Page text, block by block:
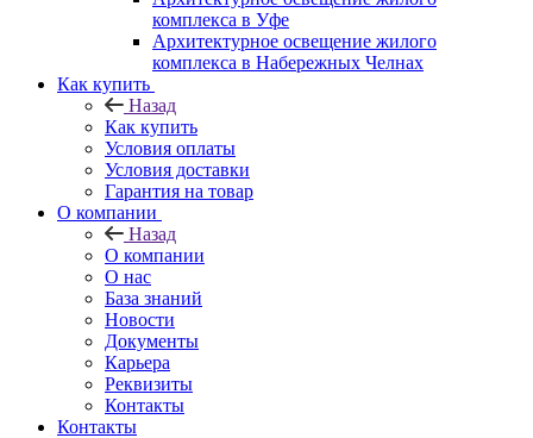
комплекса в Уфе
Архитектурное освещение жилого
комплекса в Набережных Челнах
Как купить
Назад
Как купить
Условия оплаты
Условия доставки
Гарантия на товар
О компании
Назад
О компании
О нас
База знаний
Новости
Документы
Карьера
Реквизиты
Контакты
Контакты